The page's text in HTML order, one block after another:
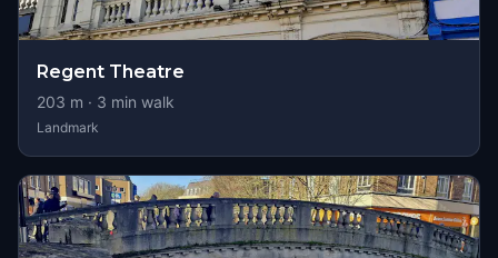
Regent Theatre
203 m · 3 min walk
Landmark